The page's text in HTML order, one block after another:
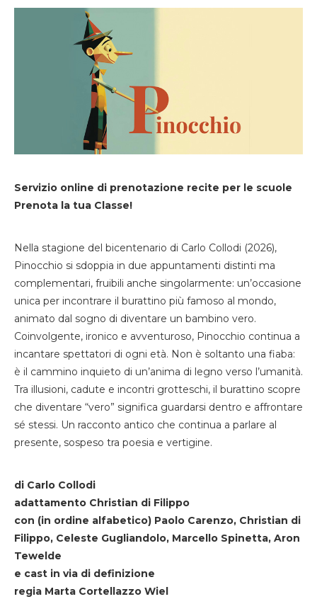
Servizio online di prenotazione recite per le scuole
Prenota la tua Classe!
Nella stagione del bicentenario di Carlo Collodi (2026),
Pinocchio si sdoppia in due appuntamenti distinti ma
complementari, fruibili anche singolarmente: un’occasione
unica per incontrare il burattino più famoso al mondo,
animato dal sogno di diventare un bambino vero.
Coinvolgente, ironico e avventuroso, Pinocchio continua a
incantare spettatori di ogni età. Non è soltanto una fiaba:
è il cammino inquieto di un’anima di legno verso l’umanità.
Tra illusioni, cadute e incontri grotteschi, il burattino scopre
che diventare “vero” significa guardarsi dentro e affrontare
sé stessi. Un racconto antico che continua a parlare al
presente, sospeso tra poesia e vertigine.
di Carlo Collodi
adattamento Christian di Filippo
con (in ordine alfabetico) Paolo Carenzo, Christian di
Filippo, Celeste Gugliandolo, Marcello Spinetta, Aron
Tewelde
e cast in via di definizione
regia Marta Cortellazzo Wiel